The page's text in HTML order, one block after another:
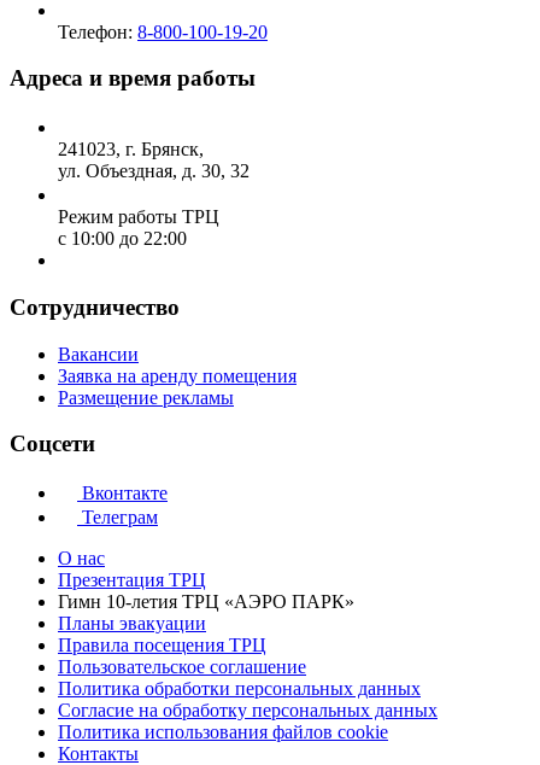
Телефон: 8-800-100-19-20
Адреса и время работы
241023, г. Брянск,
ул. Объездная, д. 30, 32
Режим работы ТРЦ
с 10:00 до 22:00
Сотрудничество
Вакансии
Заявка на аренду помещения
Размещение рекламы
Соцсети
Вконтакте
Телеграм
О нас
Презентация ТРЦ
Гимн 10-летия ТРЦ «АЭРО ПАРК»
Планы эвакуации
Правила посещения ТРЦ
Пользовательское соглашение
Политика обработки персональных данных
Cогласие на обработку персональных данных
Политика использования файлов cookie
Контакты